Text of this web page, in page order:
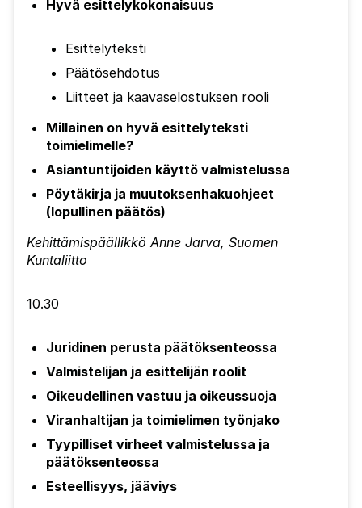
Hyvä esittelykokonaisuus
Esittelyteksti
Päätösehdotus
Liitteet ja kaavaselostuksen rooli
Millainen on hyvä esittelyteksti
toimielimelle?
Asiantuntijoiden käyttö valmistelussa
Pöytäkirja ja muutoksenhakuohjeet
(lopullinen päätös)
Kehittämispäällikkö Anne Jarva, Suomen
Kuntaliitto
10.30
Juridinen perusta päätöksenteossa
Valmistelijan ja esittelijän roolit
Oikeudellinen vastuu ja oikeussuoja
Viranhaltijan ja toimielimen työnjako
Tyypilliset virheet valmistelussa ja
päätöksenteossa
Esteellisyys, jääviys